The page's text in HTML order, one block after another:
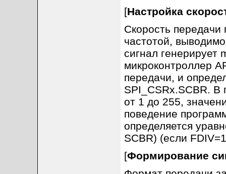
[Настройка
Скорость передачи
частотой,
сигнал
микроконтроллер
передачи, и
SPI_CSRx.SCBR. В
от 1 до 255,
поведение
определяется
SCBR) (если
[Формирование